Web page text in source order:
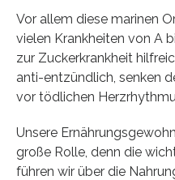
Vor allem diese marinen
vielen Krankheiten von A
zur Zuckerkrankheit
anti-entzündlich, senken
vor tödlichen
Unsere
große Rolle, denn die
führen wir über die